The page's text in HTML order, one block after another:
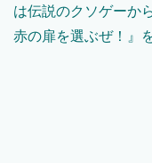
は伝説のクソゲーか
赤の扉を選ぶぜ！』